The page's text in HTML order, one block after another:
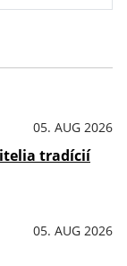
05. AUG 2026
tradícií
05. AUG 2026